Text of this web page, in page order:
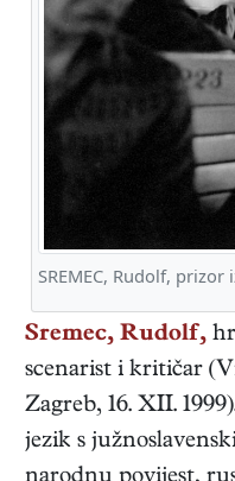
SREMEC, Rudolf,
Sremec, Rudolf,
scenarist i kritičar (
Zagreb, 16. XII. 1999
jezik s